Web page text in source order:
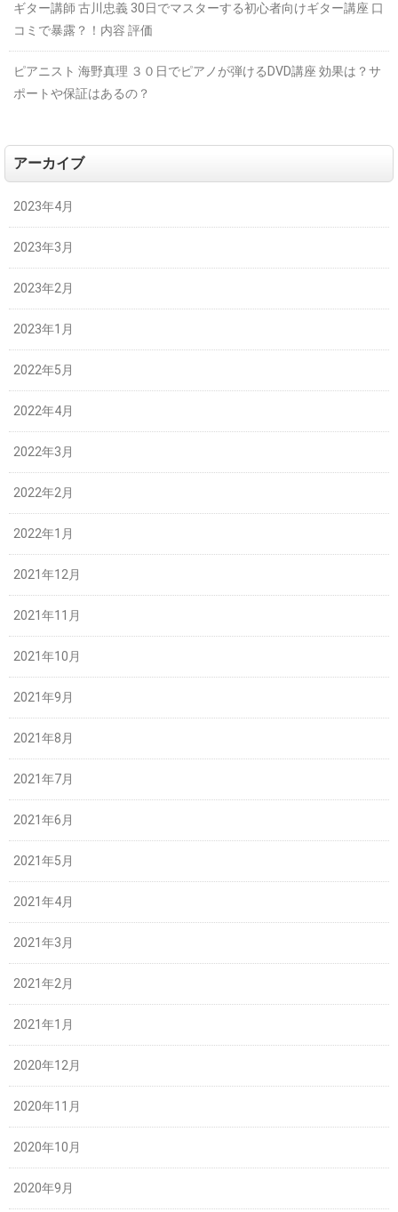
ギター講師 古川忠義 30日でマスターする初心者向けギター講座 口
コミで暴露？！内容 評価
ピアニスト 海野真理 ３０日でピアノが弾けるDVD講座 効果は？サ
ポートや保証はあるの？
アーカイブ
2023年4月
2023年3月
2023年2月
2023年1月
2022年5月
2022年4月
2022年3月
2022年2月
2022年1月
2021年12月
2021年11月
2021年10月
2021年9月
2021年8月
2021年7月
2021年6月
2021年5月
2021年4月
2021年3月
2021年2月
2021年1月
2020年12月
2020年11月
2020年10月
2020年9月